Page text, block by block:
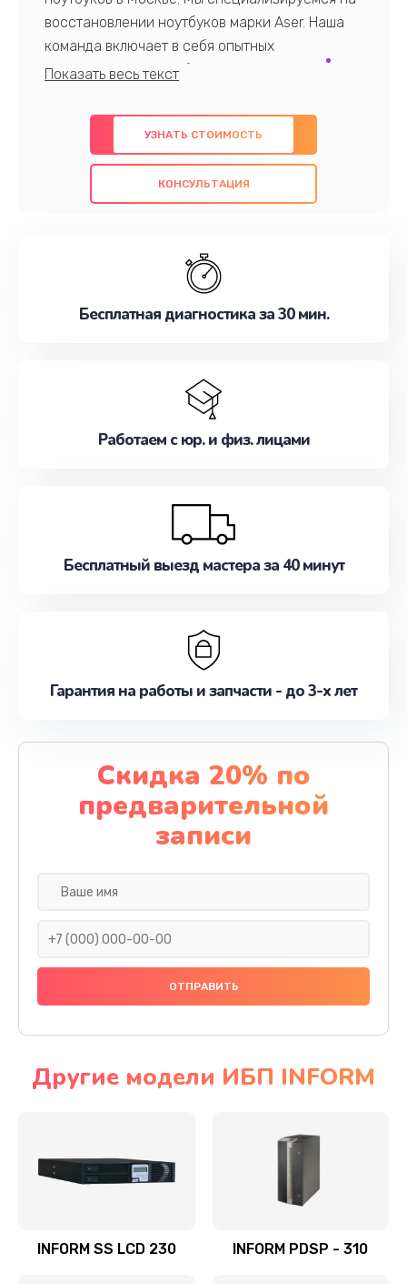
восстановлении ноутбуков марки Aser. Наша
команда включает в себя опытных
профессионалов с обширными знаниями и
предлагаем быстрый и качественный ремонт с
использованием оригинальных компонентов, а
также гарантируем качество всех
проведенных работ. Наша цель - предоставить
наилучшим образом. Не медлите записаться на
УЗНАТЬ СТОИМОСТЬ
КОНСУЛЬТАЦИЯ
Бесплатная диагностика за 30 мин.
Работаем с юр. и физ. лицами
Бесплатный выезд мастера за 40 минут
Гарантия на работы и запчасти - до 3-х лет
Скидка 20% по
предварительной
записи
Другие модели ИБП INFORM
INFORM SS LCD 230 INFORM PDSP - 310